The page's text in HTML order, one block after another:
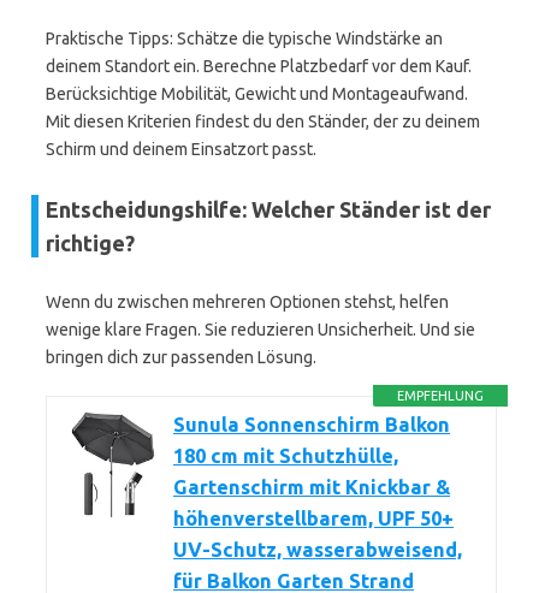
Praktische Tipps: Schätze die typische Windstärke an
deinem Standort ein. Berechne Platzbedarf vor dem Kauf.
Berücksichtige Mobilität, Gewicht und Montageaufwand.
Mit diesen Kriterien findest du den Ständer, der zu deinem
Schirm und deinem Einsatzort passt.
Entscheidungshilfe: Welcher Ständer ist der
richtige?
Wenn du zwischen mehreren Optionen stehst, helfen
wenige klare Fragen. Sie reduzieren Unsicherheit. Und sie
bringen dich zur passenden Lösung.
EMPFEHLUNG
Sunula Sonnenschirm Balkon
180 cm mit Schutzhülle,
Gartenschirm mit Knickbar &
höhenverstellbarem, UPF 50+
UV-Schutz, wasserabweisend,
für Balkon Garten Strand